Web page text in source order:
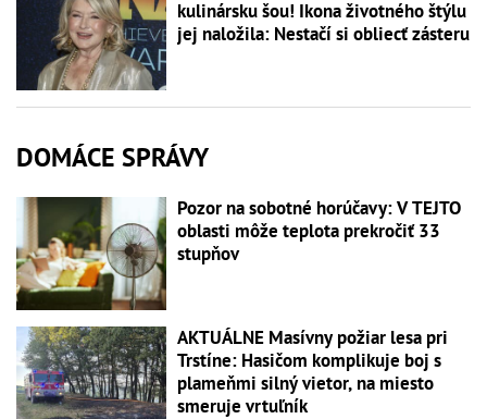
kulinársku šou! Ikona životného štýlu
jej naložila: Nestačí si obliecť zásteru
DOMÁCE SPRÁVY
Pozor na sobotné horúčavy: V TEJTO
oblasti môže teplota prekročiť 33
stupňov
AKTUÁLNE Masívny požiar lesa pri
Trstíne: Hasičom komplikuje boj s
plameňmi silný vietor, na miesto
smeruje vrtuľník